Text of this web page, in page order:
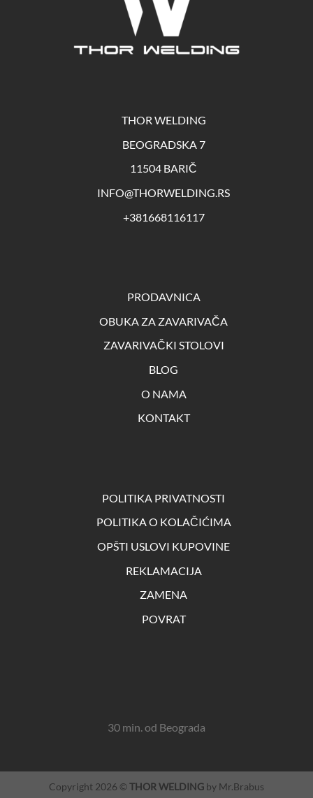
THOR WELDING
BEOGRADSKA 7
11504 BARIČ
INFO@THORWELDING.RS
+381668116117
PRODAVNICA
OBUKA ZA ZAVARIVAČA
ZAVARIVAČKI STOLOVI
BLOG
O NAMA
KONTAKT
POLITIKA PRIVATNOSTI
POLITIKA O KOLAČIĆIMA
OPŠTI USLOVI KUPOVINE
REKLAMACIJA
ZAMENA
POVRAT
30 min. od Beograda
Copyright 2026 ©THOR WELDING by Mr.Brabus